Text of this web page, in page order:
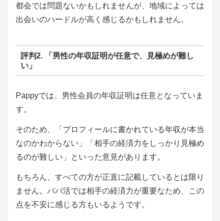
都会では問題ないかもしれませんが、地域によっては
出会いのハードルが高く感じるかもしれません。
評判2. 「男性の年収証明が任意で、見極めが難し
い」
Pappyでは、男性会員の年収証明は任意となっていま
す。
そのため、「プロフィールに書かれている年収が本当
なのかわからない」「相手の経済力をしっかり見極め
るのが難しい」といった意見があります。
もちろん、すべての方が正直に記載しているとは限り
ません。パパ活では相手の経済力が重要なため、この
点を不安に感じる方もいるようです。